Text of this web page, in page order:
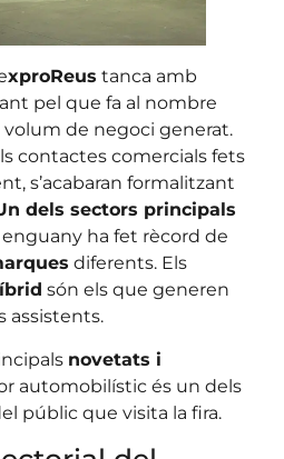
xproReus tanca amb
pel que fa al nombre
volum de negoci generat.
contactes comercials fets
s’acabaran formalitzant
dels sectors principals
enguany ha fet rècord de
diferents. Els
són els que generen
assistents.
novetats i
automobilístic és un dels
públic que visita la fira.